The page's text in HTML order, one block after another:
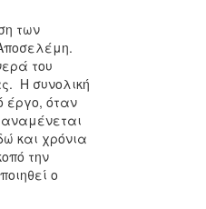
των
του
Η συνολική
έργο, όταν
και χρόνια
την
ο